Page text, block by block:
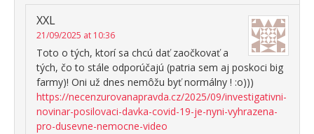
XXL
21/09/2025 at 10:36
Toto o tých, ktorí sa chcú dať zaočkovať a
tých, čo to stále odporúčajú (patria sem aj poskoci big
farmy)! Oni už dnes nemôžu byť normálny ! :o)))
https://necenzurovanapravda.cz/2025/09/investigativni-
novinar-posilovaci-davka-covid-19-je-nyni-vyhrazena-
pro-dusevne-nemocne-video